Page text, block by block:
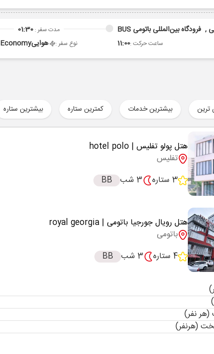
, فرودگاه بین‌المللی باتومی BUS
ساعت حرکت :11:00
مدت سفر : 01:30
نوع سفر : هواییEconomy
ترین بیشترین خدمات کمترین ستاره بیشترین ستاره
هتل پولو تفلیس | hotel polo
تفلیس
3 ستاره
3 شب BB
هتل رویال جورجیا باتومی | royal georgia
باتومی
4 ستاره
3 شب BB
نفر)
(هرنفر)